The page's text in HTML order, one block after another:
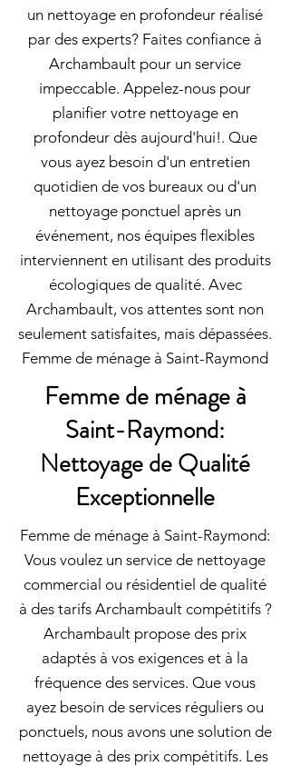
un nettoyage en profondeur réalisé
par des experts? Faites confiance à
Archambault pour un service
impeccable. Appelez-nous pour
planifier votre nettoyage en
profondeur dès aujourd'hui!. Que
vous ayez besoin d'un entretien
quotidien de vos bureaux ou d'un
nettoyage ponctuel après un
événement, nos équipes flexibles
interviennent en utilisant des produits
écologiques de qualité. Avec
Archambault, vos attentes sont non
seulement satisfaites, mais dépassées.
Femme de ménage à Saint-Raymond
Femme de ménage à
Saint-Raymond:
Nettoyage de Qualité
Exceptionnelle
Femme de ménage à Saint-Raymond:
Vous voulez un service de nettoyage
commercial ou résidentiel de qualité
à des tarifs Archambault compétitifs ?
Archambault propose des prix
adaptés à vos exigences et à la
fréquence des services. Que vous
ayez besoin de services réguliers ou
ponctuels, nous avons une solution de
nettoyage à des prix compétitifs. Les